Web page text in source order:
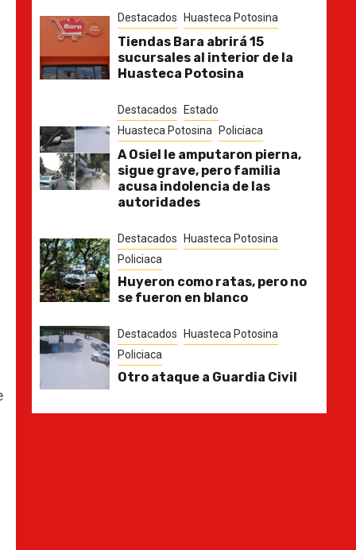
Destacados Huasteca Potosina
Tiendas Bara abrirá 15
sucursales al interior de la
Huasteca Potosina
Destacados
Estado
Huasteca Potosina
Policiaca
A Osiel le amputaron pierna,
sigue grave, pero familia
acusa indolencia de las
autoridades
Destacados
Huasteca Potosina
Policiaca
Huyeron como ratas, pero no
se fueron en blanco
Destacados
Huasteca Potosina
Policiaca
Otro ataque a Guardia Civil